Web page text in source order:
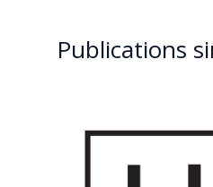
Publications